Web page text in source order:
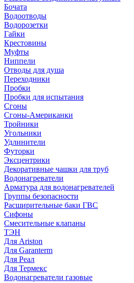
Бочата
Водоотводы
Водорозетки
Гайки
Крестовины
Муфты
Ниппели
Отводы для душа
Переходники
Пробки
Пробки для испытания
Сгоны
Сгоны-Американки
Тройники
Угольники
Удлинители
Футорки
Эксцентрики
Декоративные чашки для труб
Водонагреватели
Арматура для водонагревателей
Группы безопасности
Расширительные баки ГВС
Сифоны
Смесительные клапаны
ТЭН
Для Ariston
Для Garanterm
Для Реал
Для Термекс
Водонагреватели газовые